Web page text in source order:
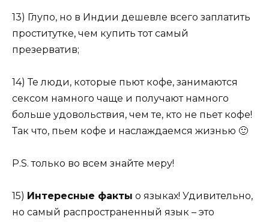
13) Глупо, но в Индии дешевле всего заплатить
проститутке, чем купить тот самый
презерватив;
14) Те люди, которые пьют кофе, занимаются
сексом намного чаще и получают намного
больше удовольствия, чем те, кто не пьет кофе!
Так что, пьем кофе и наслаждаемся жизнью 🙂
P.S. только во всем знайте меру!
15) Интересные факты о языках! Удивительно,
но самый распространенный язык – это